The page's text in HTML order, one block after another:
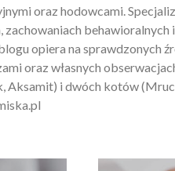
oraz hodowcami.
zachowaniach
opiera na sprawdzonych
oraz własnych
Aksamit) i dwóch kotów